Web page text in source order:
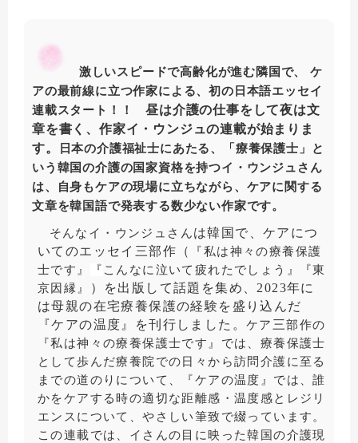
激しいスピードで高齢化が進む隣国で、 ケ
アの最前線に立つ作家による、初の日本語エッセイ
連載スタート！！昼は介護の仕事をして夜は文
章を書く、作家イ・ウンジュの連載が始まりま
す。
日本の介護福祉士にあたる、「療養保護士」と
いう韓国の介護の国家資格を持つイ・ウンジュさん
は、自身もケアの現場に立ちながら、ケアに関する
文章を韓国語で発表する数少ない作家です。
そんなイ・ウンジュさんは韓国で、ケアにつ
いてのエッセイ三部作（
『私は神々の療養保護
士です』
『 こんなに泣いて 疲れたでしょう 』『東
京因縁』
）を出版して話題を集め、2023年に
は母親の在宅療養保護の経験を盛り込んだ
『ケアの温度』を刊行しました。 ケア 三部作の
『私は神々の療養保護士です』では、療養保護士
として歩んだ療養院での日々から訪問介護に至る
までの道のりについて、『ケアの温度』では、誰
かをケアする時の適切な距離感・温度感とレジリ
エンスについて、やさしい筆致で綴っています。
この連載では、イさんの目に映った韓国の介護現